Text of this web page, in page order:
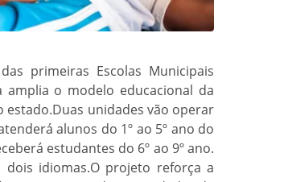
primeiras Escolas Municipais
amplia o modelo educacional da
estado.Duas unidades vão operar
alunos do 1º ao 5º ano do
estudantes do 6º ao 9º ano.
dois idiomas.O projeto reforça a